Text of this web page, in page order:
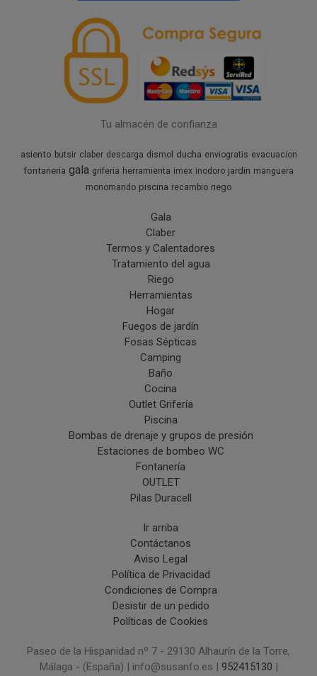
Tu almacén de confianza
asiento butsir claber descarga dismol ducha enviogratis evacuacion
fontaneria gala griferia herramienta imex inodoro jardin manguera
monomando piscina recambio riego
Gala
Claber
Termos y Calentadores
Tratamiento del agua
Riego
Herramientas
Hogar
Fuegos de jardín
Fosas Sépticas
Camping
Baño
Cocina
Outlet Grifería
Piscina
Bombas de drenaje y grupos de presión
Estaciones de bombeo WC
Fontanería
OUTLET
Pilas Duracell
Ir arriba
Contáctanos
Aviso Legal
Política de Privacidad
Condiciones de Compra
Desistir de un pedido
Políticas de Cookies
Paseo de la Hispanidad nº 7 - 29130 Alhaurín de la Torre,
Málaga - (España) | info@susanfo.es | 952415130 |